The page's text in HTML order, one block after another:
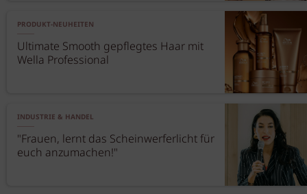
PRODUKT-NEUHEITEN
Ultimate Smooth gepflegtes Haar mit
Wella Professional
INDUSTRIE & HANDEL
"Frauen, lernt das Scheinwerferlicht für
euch anzumachen!"